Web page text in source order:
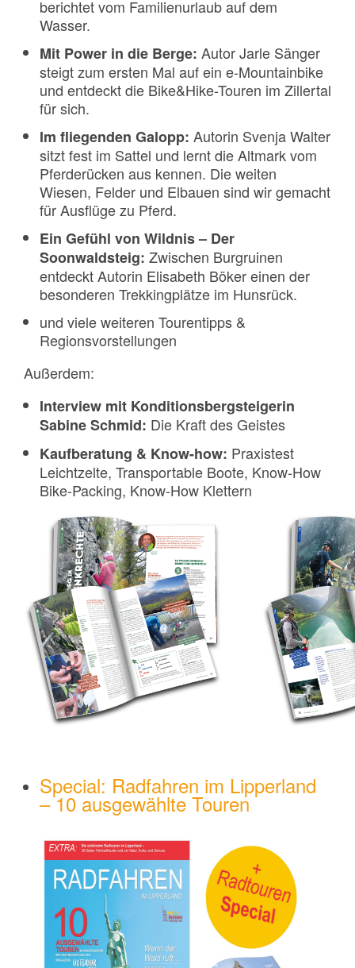
berichtet vom Familienurlaub auf dem
Wasser.
Mit Power in die Berge: Autor Jarle Sänger
steigt zum ersten Mal auf ein e-Mountainbike
und entdeckt die Bike&Hike-Touren im Zillertal
für sich.
Im fliegenden Galopp: Autorin Svenja Walter
sitzt fest im Sattel und lernt die Altmark vom
Pferderücken aus kennen. Die weiten
Wiesen, Felder und Elbauen sind wir gemacht
für Ausflüge zu Pferd.
Ein Gefühl von Wildnis – Der
Soonwaldsteig: Zwischen Burgruinen
entdeckt Autorin Elisabeth Böker einen der
besonderen Trekkingplätze im Hunsrück.
und viele weiteren Tourentipps &
Regionsvorstellungen
Außerdem:
Interview mit Konditionsbergsteigerin
Sabine Schmid: Die Kraft des Geistes
Kaufberatung & Know-how: Praxistest
Leichtzelte, Transportable Boote, Know-How
Bike-Packing, Know-How Klettern
Special: Radfahren im Lipperland
– 10 ausgewählte Touren